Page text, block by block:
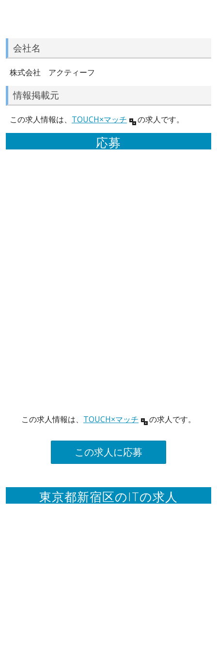
会社名
株式会社 アクティーフ
情報掲載元
この求人情報は、 TOUCH×マッチ の求人です。
応募
この求人情報は、 TOUCH×マッチ の求人です。
この求人に応募
東京都新宿区のITの求人